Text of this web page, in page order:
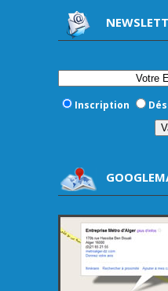
Inscription